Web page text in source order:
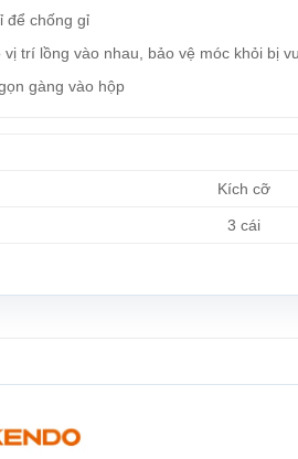
để chống gỉ
vị trí lồng vào nhau, bảo vệ móc khỏi bị
gàng vào hộp
Kích cỡ
3 cái